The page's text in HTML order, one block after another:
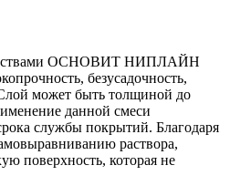
ОСНОВИТ НИПЛАЙН
безусадочность,
может быть толщиной до
данной смеси
службы покрытий. Благодаря
раствора,
поверхность, которая не